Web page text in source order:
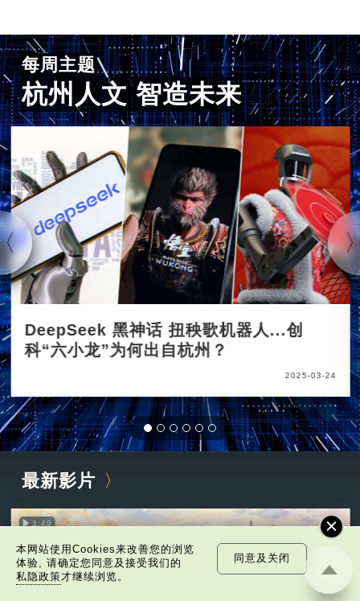
每周主题
杭州人文 智造未来
DeepSeek 黑神话 扭秧歌机器人...创
科“六小龙”为何出自杭州？
2025-03-24
最新影片
3:49
本网站使用Cookies来改善您的浏览
体验, 请确定您同意及接受我们的
私隐政策才继续浏览。
同意及关闭